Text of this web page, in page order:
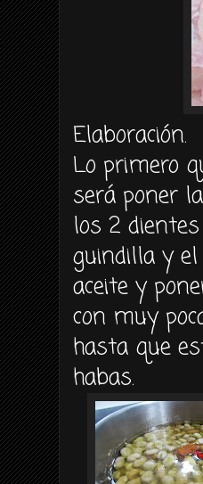
Elaboración.
Lo primero
será poner
los 2
guindilla y
aceite y
con muy
hasta que
habas.